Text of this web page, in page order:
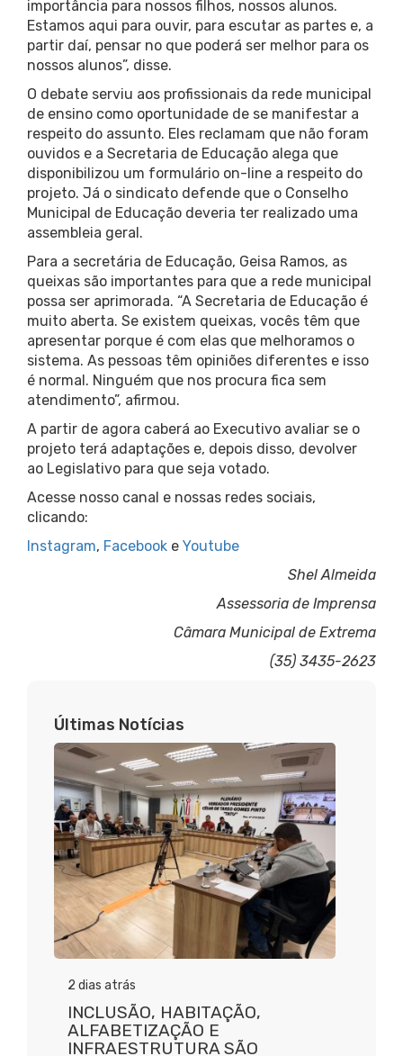
importância para nossos filhos, nossos alunos.
Estamos aqui para ouvir, para escutar as partes e, a
partir daí, pensar no que poderá ser melhor para os
nossos alunos”, disse.
O debate serviu aos profissionais da rede municipal
de ensino como oportunidade de se manifestar a
respeito do assunto. Eles reclamam que não foram
ouvidos e a Secretaria de Educação alega que
disponibilizou um formulário on-line a respeito do
projeto. Já o sindicato defende que o Conselho
Municipal de Educação deveria ter realizado uma
assembleia geral.
Para a secretária de Educação, Geisa Ramos, as
queixas são importantes para que a rede municipal
possa ser aprimorada. “A Secretaria de Educação é
muito aberta. Se existem queixas, vocês têm que
apresentar porque é com elas que melhoramos o
sistema. As pessoas têm opiniões diferentes e isso
é normal. Ninguém que nos procura fica sem
atendimento”, afirmou.
A partir de agora caberá ao Executivo avaliar se o
projeto terá adaptações e, depois disso, devolver
ao Legislativo para que seja votado.
Acesse nosso canal e nossas redes sociais,
clicando:
Instagram, Facebook e Youtube
Shel Almeida
Assessoria de Imprensa
Câmara Municipal de Extrema
(35) 3435-2623
Últimas Notícias
2 dias atrás
INCLUSÃO, HABITAÇÃO,
ALFABETIZAÇÃO E
INFRAESTRUTURA SÃO